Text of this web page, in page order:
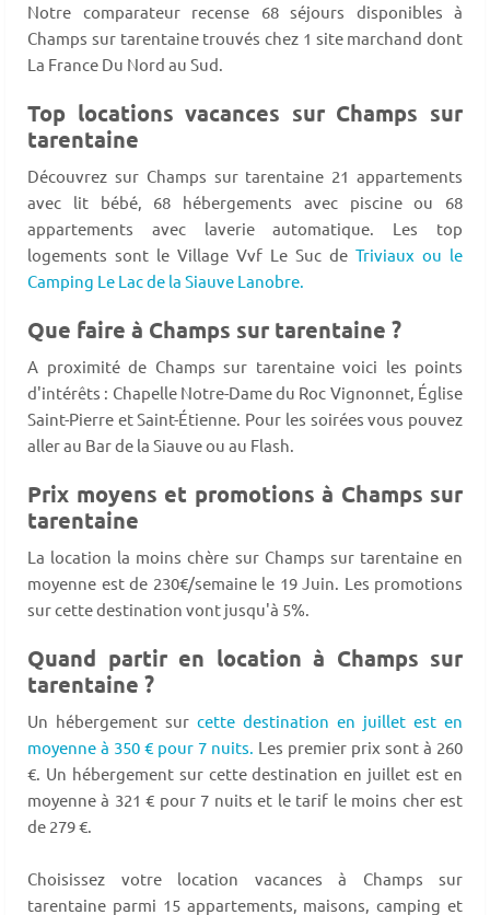
Notre comparateur recense 68 séjours disponibles à
Champs sur tarentaine trouvés chez 1 site marchand dont
La France Du Nord au Sud.
Top locations vacances sur Champs sur
tarentaine
Découvrez sur Champs sur tarentaine 21 appartements
avec lit bébé, 68 hébergements avec piscine ou 68
appartements avec laverie automatique. Les top
logements sont le Village Vvf Le Suc de Triviaux ou le
Camping Le Lac de la Siauve Lanobre.
Que faire à Champs sur tarentaine ?
A proximité de Champs sur tarentaine voici les points
d'intérêts : Chapelle Notre-Dame du Roc Vignonnet, Église
Saint-Pierre et Saint-Étienne. Pour les soirées vous pouvez
aller au Bar de la Siauve ou au Flash.
Prix moyens et promotions à Champs sur
tarentaine
La location la moins chère sur Champs sur tarentaine en
moyenne est de 230€/semaine le 19 Juin. Les promotions
sur cette destination vont jusqu'à 5%.
Quand partir en location à Champs sur
tarentaine ?
Un hébergement sur cette destination en juillet est en
moyenne à 350 € pour 7 nuits. Les premier prix sont à 260
€. Un hébergement sur cette destination en juillet est en
moyenne à 321 € pour 7 nuits et le tarif le moins cher est
de 279 €.
Choisissez votre location vacances à Champs sur
tarentaine parmi 15 appartements, maisons, camping et